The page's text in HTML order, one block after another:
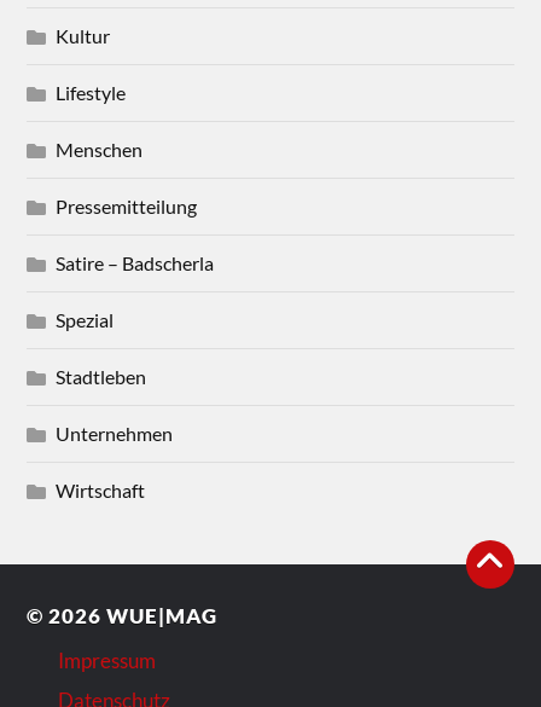
Kultur
Lifestyle
Menschen
Pressemitteilung
Satire – Badscherla
Spezial
Stadtleben
Unternehmen
Wirtschaft
© 2026WUE|MAG
Impressum
Datenschutz